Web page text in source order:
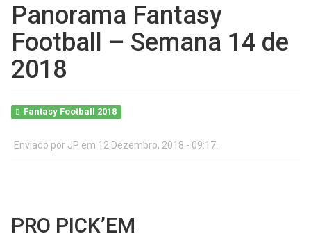
Panorama Fantasy
Football – Semana 14 de
2018
Fantasy Football 2018
Enviado por JP em 12 Dezembro, 2018 - 09:17.
PRO PICK’EM